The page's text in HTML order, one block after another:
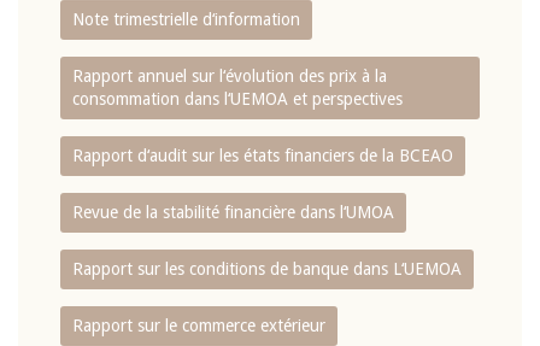
Note trimestrielle d‘information
Rapport annuel sur l‘évolution des prix à la
consommation dans l‘UEMOA et perspectives
Rapport d‘audit sur les états financiers de la BCEAO
Revue de la stabilité financière dans l‘UMOA
Rapport sur les conditions de banque dans L‘UEMOA
Rapport sur le commerce extérieur